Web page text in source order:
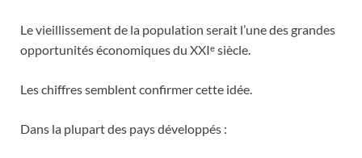
Le vieillissement de la population serait l’une des grandes
opportunités économiques du XXIᵉ siècle.
Les chiffres semblent confirmer cette idée.
Dans la plupart des pays développés :